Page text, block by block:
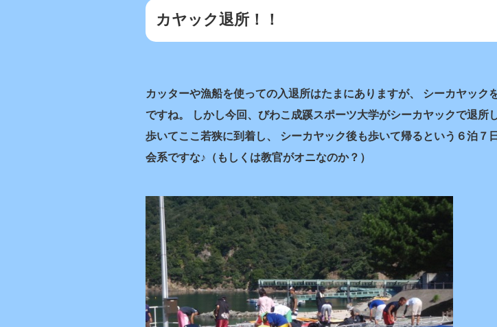
カヤック退所！！
カッターや漁船を使っての入退所はたまにありますが、 シーカヤック
ですね。 しかし今回、びわこ成蹊スポーツ大学がシーカヤックで退所
歩いてここ若狭に到着し、 シーカヤック後も歩いて帰るという６泊７
会系ですな♪（もしくは教官がオニなのか？）